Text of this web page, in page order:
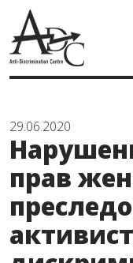
29.06.2020
прав